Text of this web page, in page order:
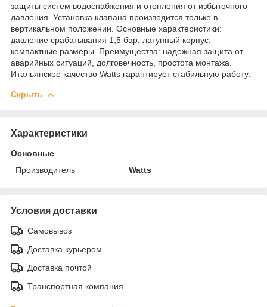
защиты систем водоснабжения и отопления от избыточного
давления. Установка клапана производится только в
вертикальном положении. Основные характеристики:
давление срабатывания 1,5 бар, латунный корпус,
компактные размеры. Преимущества: надежная защита от
аварийных ситуаций, долговечность, простота монтажа.
Итальянское качество Watts гарантирует стабильную работу.
Скрыть
Характеристики
Основные
Производитель
Watts
Условия доставки
Самовывоз
Доставка курьером
Доставка почтой
Транспортная компания